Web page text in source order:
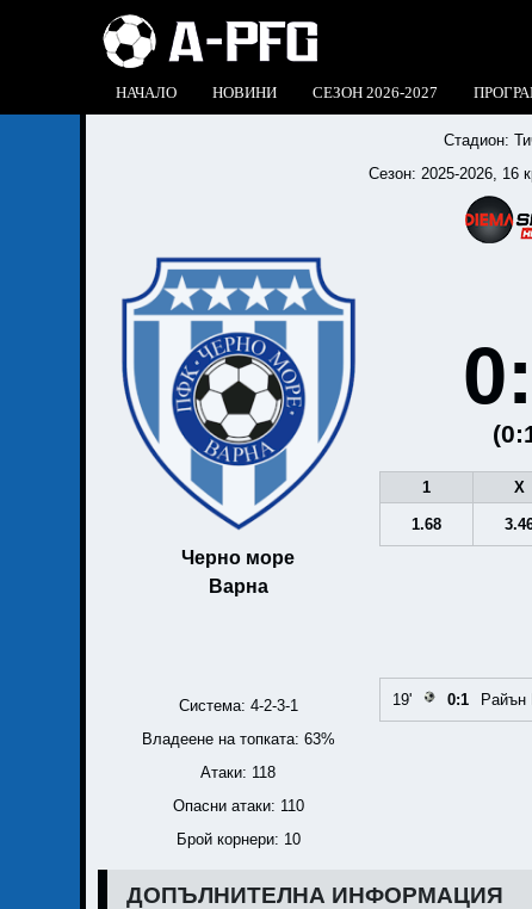
НАЧАЛО НОВИНИ СЕЗОН 2026-2027
Стадион:
Сезон: 2025-2026, 16
Черно море
Варна
Система: 4-2-3-1
Владеене на топката: 63%
Атаки: 118
Опасни атаки: 110
Брой корнери: 10
1 X
1.68
19' 0:1 Райън
ДОПЪЛНИТЕЛНА ИНФОРМАЦИЯ